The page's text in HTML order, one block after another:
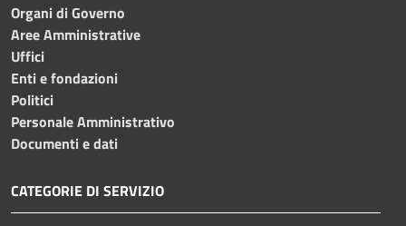
Organi di Governo
Aree Amministrative
Uffici
Enti e fondazioni
Politici
Personale Amministrativo
Documenti e dati
CATEGORIE DI SERVIZIO